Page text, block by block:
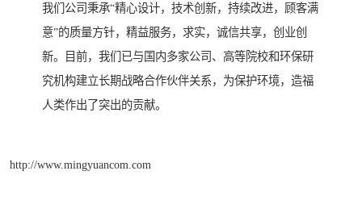
我们公司秉承“精心设计，技术创新，持续改进，顾客满
意”的质量方针，精益服务，求实，诚信共享，创业创
新。目前，我们已与国内多家公司、高等院校和环保研
究机构建立长期战略合作伙伴关系，为保护环境，造福
人类作出了突出的贡献。
http://www.mingyuancom.com